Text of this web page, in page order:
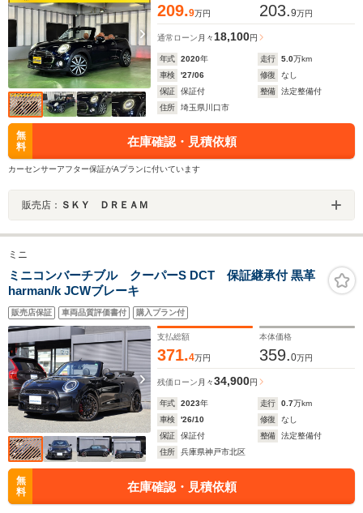
209.9万円 203.9万円
通常ローン 月々 18,100円
年式 2020年 走行 5.0万km
車検
'27/06 修復
なし
保証
保証付 整備
法定整備付
住所
埼玉県川口市
無
料
在庫確認・見積依頼
カーセンサーアフター保証がAプランに付いています
販売店： ＳＫＹ ＤＲＥＡＭ
ミニ
ミニコンバーチブル クーパーS DCT 保証継承付 黒革
harman/k JCWブレーキ
販売店保証 車両品質評価書付 購入プラン付
支払総額
371.4万円
本体価格
359.0万円
残価ローン 月々34,900円
年式 2023年 走行 0.7万km
車検
'26/10 修復
なし
保証
保証付 整備
法定整備付
住所
兵庫県神戸市北区
無
料
在庫確認・見積依頼